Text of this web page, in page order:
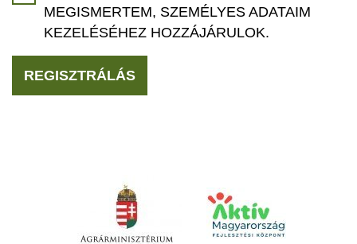
MEGISMERTEM, SZEMÉLYES ADATAIM
KEZELÉSÉHEZ HOZZÁJÁRULOK.
REGISZTRÁLÁS